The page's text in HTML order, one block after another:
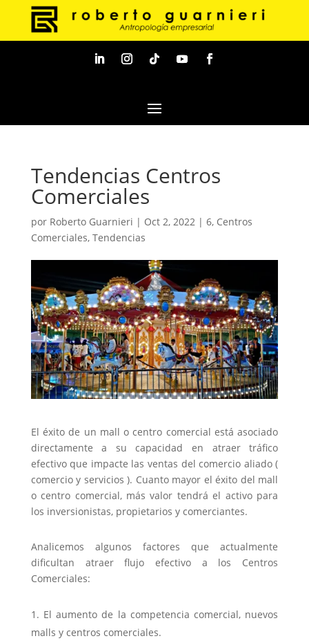
Tendencias Centros
Comerciales
por Roberto Guarnieri | Oct 2, 2022| 6, Centros
Comerciales, Tendencias
El éxito de un mall o centro comercial está asociado
directamente a su capacidad en atraer tráfico
efectivo que impacte las ventas del comercio aliado (
comercio y servicios ). Cuanto mayor el éxito del mall
o centro comercial, más valor tendrá el activo para
los inversionistas, propietarios y comerciantes.
Analicemos algunos factores que actualmente
dificultan atraer flujo efectivo a los Centros
Comerciales:
El aumento de la competencia comercial, nuevos
malls y centros comerciales.